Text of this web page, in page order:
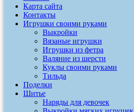
Карта сайта
Контакты
Игрушки своими руками
Выкройки
Вязаные игрушки
Игрушки из фетра
Валяние из шерсти
Куклы своими руками
Тильда
Поделки
Шитье
Наряды для девочек